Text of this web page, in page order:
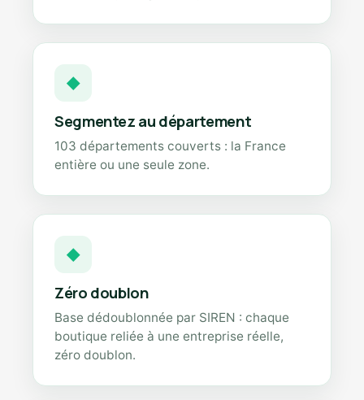
◆
Segmentez au département
103 départements couverts : la France
entière ou une seule zone.
◆
Zéro doublon
Base dédoublonnée par SIREN : chaque
boutique reliée à une entreprise réelle,
zéro doublon.